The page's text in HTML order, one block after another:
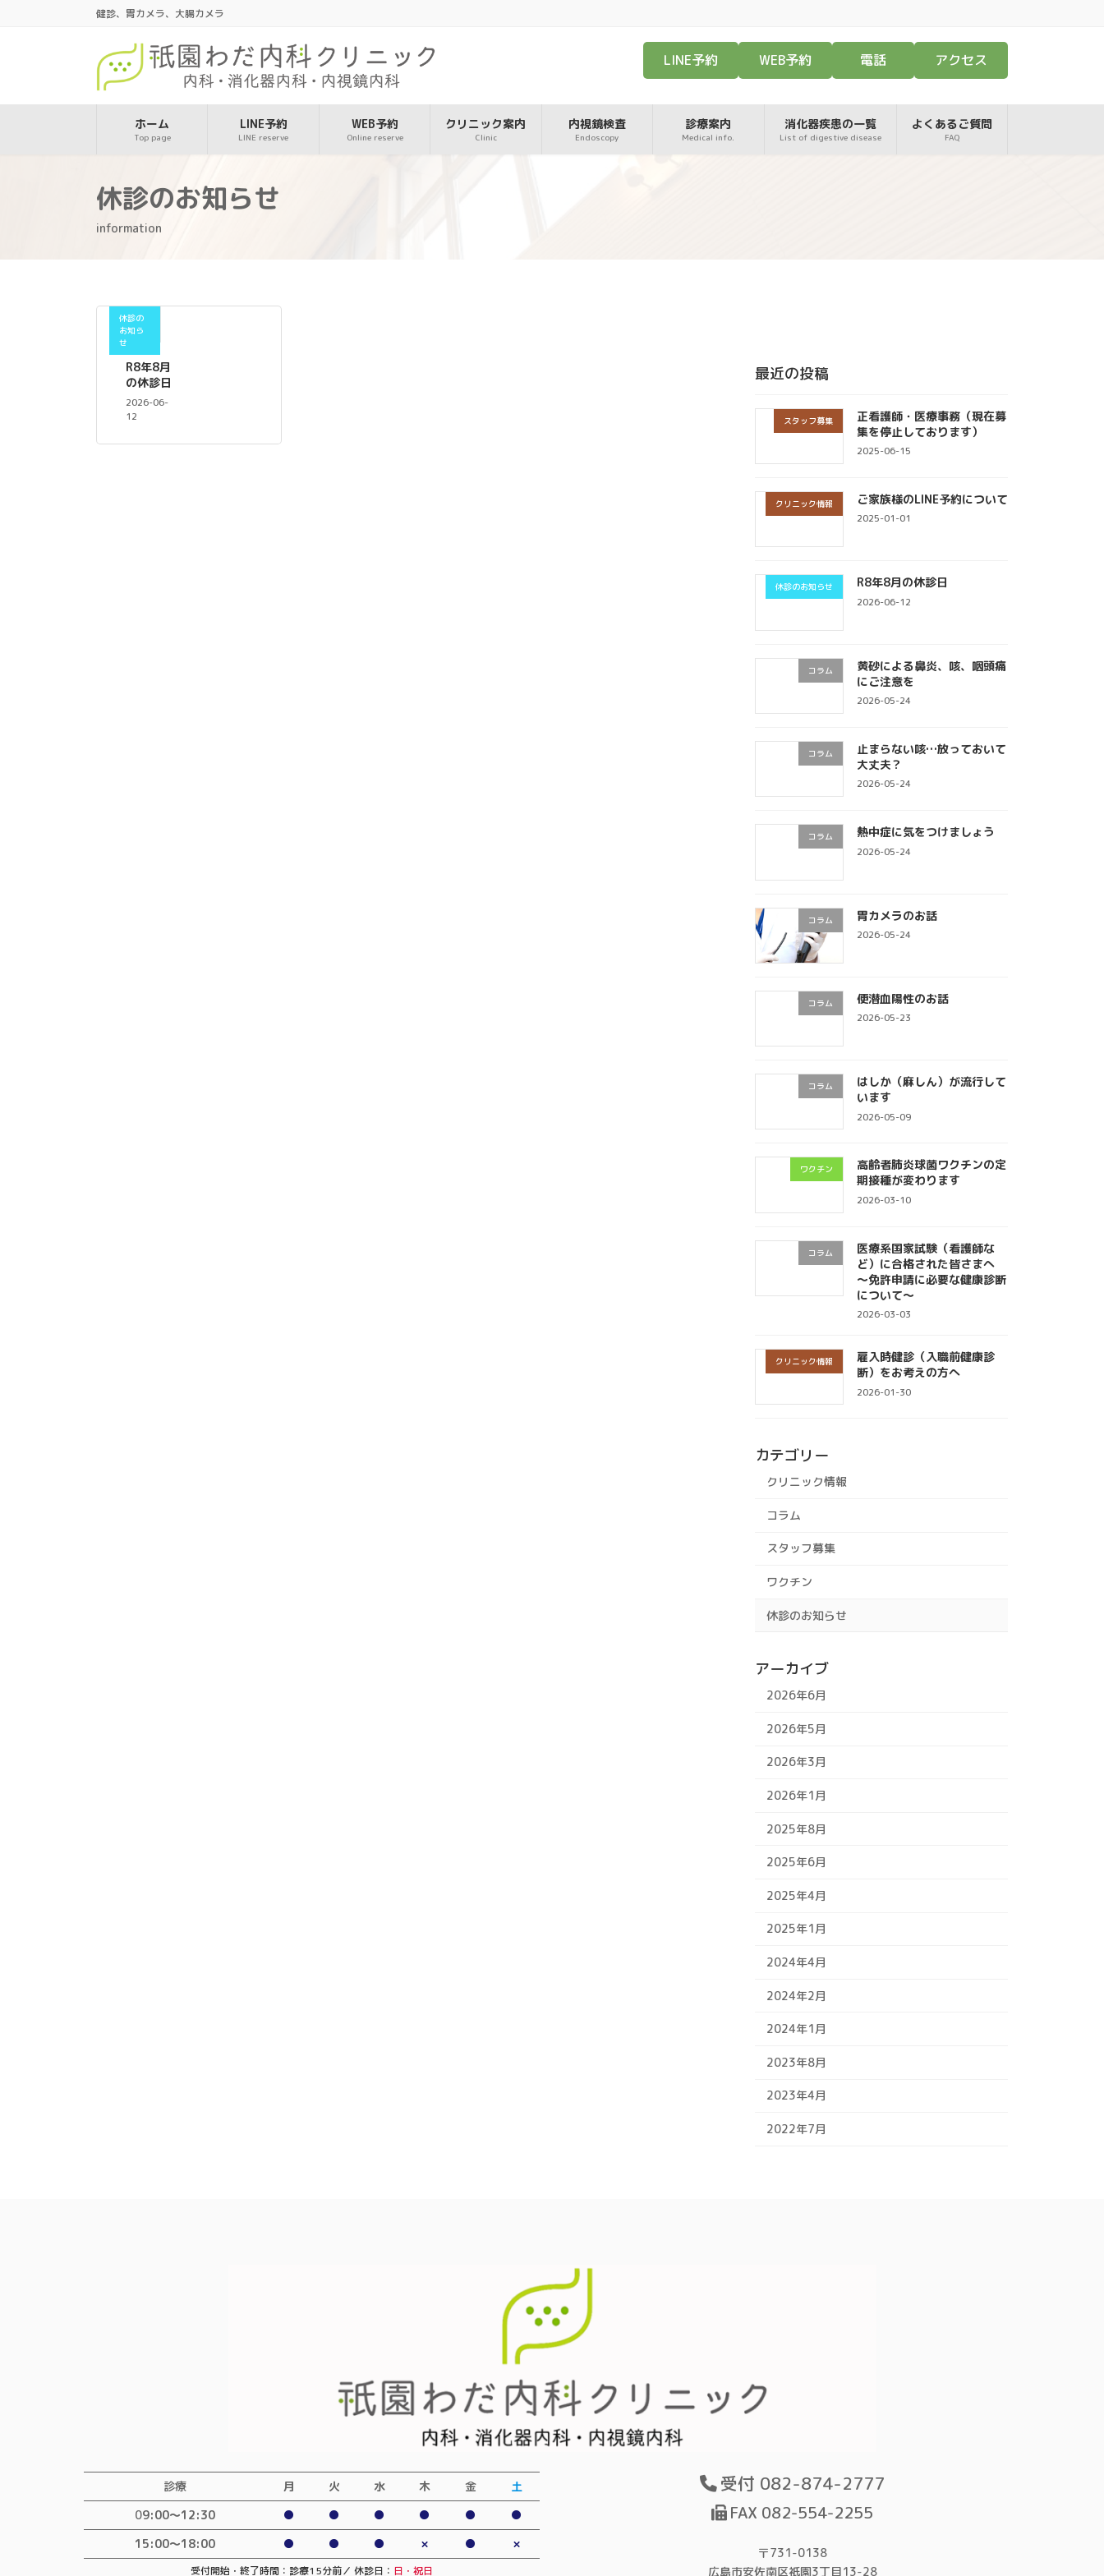
健診、胃カメラ、大腸カメラ
LINE予約 WEB予約 電話 アクセス
ホーム
Top page
LINE予約
LINE reserve
WEB予約
Online reserve
クリニック案内
Clinic
内視鏡検査
Endoscopy
診療案内
Medical info.
消化器疾患の一覧
List of digestive disease
よくあるご質問
FAQ
休診のお知らせ
information
休診の
お知ら
せ
R8年8月
の休診日
2026-06-
12
最近の投稿
スタッフ募集
正看護師・医療事務（現在募
集を停止しております）
2025-06-15
クリニック情報 ご家族様のLINE予約について
2025-01-01
休診のお知らせ R8年8月の休診日
2026-06-12
コラム
黄砂による鼻炎、咳、咽頭痛
にご注意を
2026-05-24
コラム
止まらない咳…放っておいて
大丈夫？
2026-05-24
コラム 熱中症に気をつけましょう
2026-05-24
コラム 胃カメラのお話
2026-05-24
コラム 便潜血陽性のお話
2026-05-23
コラム
はしか（麻しん）が流行して
います
2026-05-09
ワクチン
高齢者肺炎球菌ワクチンの定
期接種が変わります
2026-03-10
コラム
医療系国家試験（看護師な
ど）に合格された皆さまへ
〜免許申請に必要な健康診断
について〜
2026-03-03
クリニック情報
雇入時健診（入職前健康診
断）をお考えの方へ
2026-01-30
カテゴリー
クリニック情報
コラム
スタッフ募集
ワクチン
休診のお知らせ
アーカイブ
2026年6月
2026年5月
2026年3月
2026年1月
2025年8月
2025年6月
2025年4月
2025年1月
2024年4月
2024年2月
2024年1月
2023年8月
2023年4月
2022年7月
診療 月 火 水 木 金
土
09:00〜12:30 ● ● ● ● ●
●
15:00～18:00
● ● ● × ● ×
受付開始・終了時間：診療15分前／ 休診日： 日・祝日
受付 082-874-2777
FAX 082-554-2255
〒731-0138
広島市安佐南区祇園3丁目13-28